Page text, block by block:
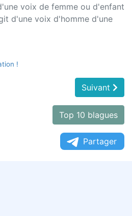
voix de femme ou d'enfant
d'une voix d'homme d'une
!
Suivant
Top 10 blagues
Partager